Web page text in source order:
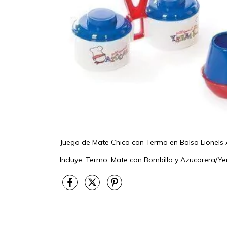
Juego de Mate Chico con Termo en Bolsa Lionels
Incluye, Termo, Mate con Bombilla y Azucarera/